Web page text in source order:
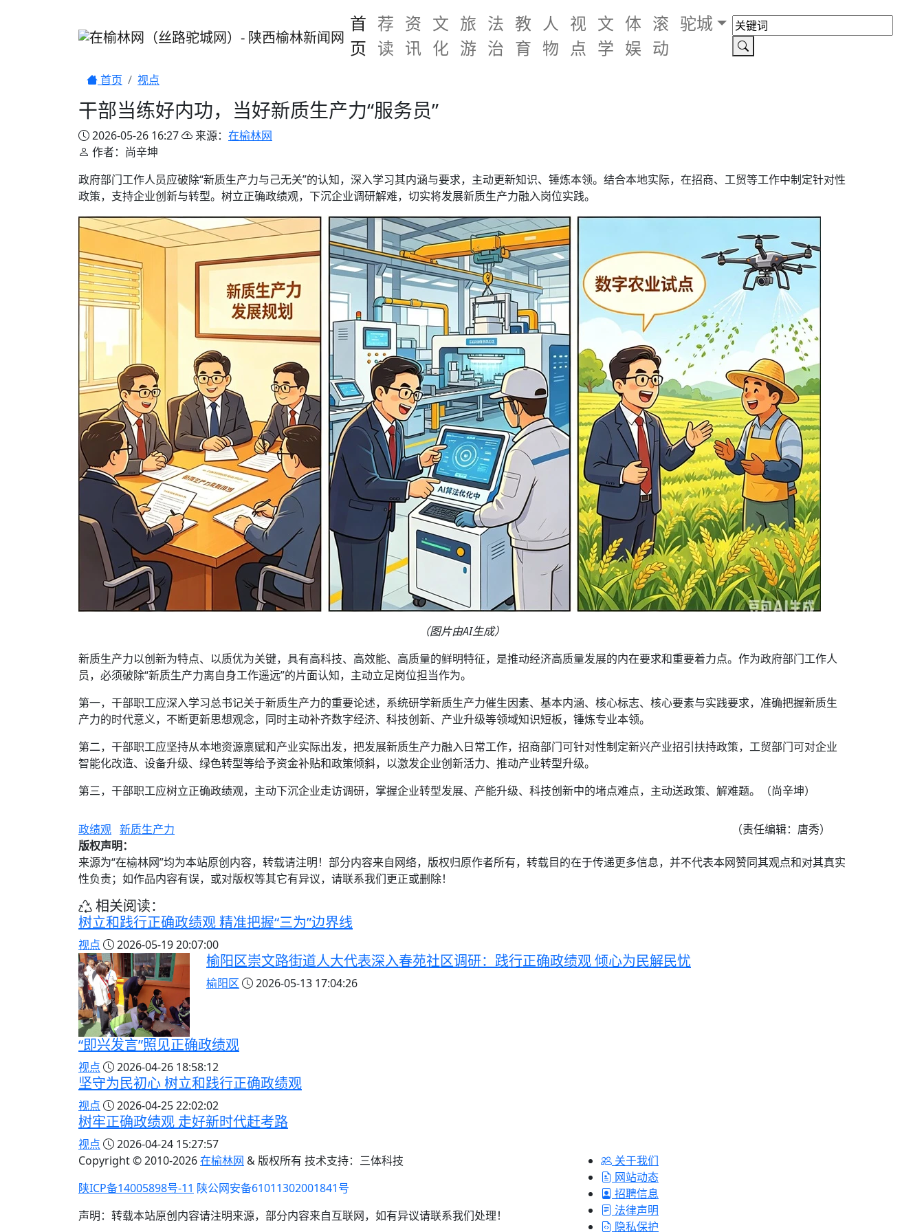
首
页
荐
读
资
讯
文
化
旅
游
法
治
教
育
人
物
视
点
文
学
体
娱
滚
动
驼城
首页 视点
干部当练好内功，当好新质生产力“服务员”
2026-05-26 16:27 来源： 在榆林网
作者：尚辛坤
政府部门工作人员应破除“新质生产力与己无关”的认知，深入学习其内涵与要求，主动更新知识、锤炼本领。结合本地实际，在招商、工贸等工作中制定针对性
政策，支持企业创新与转型。树立正确政绩观，下沉企业调研解难，切实将发展新质生产力融入岗位实践。
（图片由AI生成）
新质生产力以创新为特点、以质优为关键，具有高科技、高效能、高质量的鲜明特征，是推动经济高质量发展的内在要求和重要着力点。作为政府部门工作人
员，必须破除“新质生产力离自身工作遥远”的片面认知，主动立足岗位担当作为。
第一，干部职工应深入学习总书记关于新质生产力的重要论述，系统研学新质生产力催生因素、基本内涵、核心标志、核心要素与实践要求，准确把握新质生
产力的时代意义，不断更新思想观念，同时主动补齐数字经济、科技创新、产业升级等领域知识短板，锤炼专业本领。
第二，干部职工应坚持从本地资源禀赋和产业实际出发，把发展新质生产力融入日常工作，招商部门可针对性制定新兴产业招引扶持政策，工贸部门可对企业
智能化改造、设备升级、绿色转型等给予资金补贴和政策倾斜，以激发企业创新活力、推动产业转型升级。
第三，干部职工应树立正确政绩观，主动下沉企业走访调研，掌握企业转型发展、产能升级、科技创新中的堵点难点，主动送政策、解难题。（尚辛坤）
政绩观 新质生产力
（责任编辑：唐秀）
版权声明：
来源为“在榆林网”均为本站原创内容，转载请注明！部分内容来自网络，版权归原作者所有，转载目的在于传递更多信息，并不代表本网赞同其观点和对其真实
性负责；如作品内容有误，或对版权等其它有异议，请联系我们更正或删除！
相关阅读：
树立和践行正确政绩观 精准把握“三为”边界线
视点 2026-05-19 20:07:00
榆阳区崇文路街道人大代表深入春苑社区调研：践行正确政绩观 倾心为民解民忧
榆阳区 2026-05-13 17:04:26
“即兴发言”照见正确政绩观
视点 2026-04-26 18:58:12
坚守为民初心 树立和践行正确政绩观
视点 2026-04-25 22:02:02
树牢正确政绩观 走好新时代赶考路
视点
2026-04-24 15:27:57
Copyright © 2010-2026在榆林网 & 版权所有 技术支持：三体科技
陕ICP备14005898号-11 陕公网安备61011302001841号
声明：转载本站原创内容请注明来源，部分内容来自互联网，如有异议请联系我们处理！
关于我们
网站动态
招聘信息
法律声明
隐私保护